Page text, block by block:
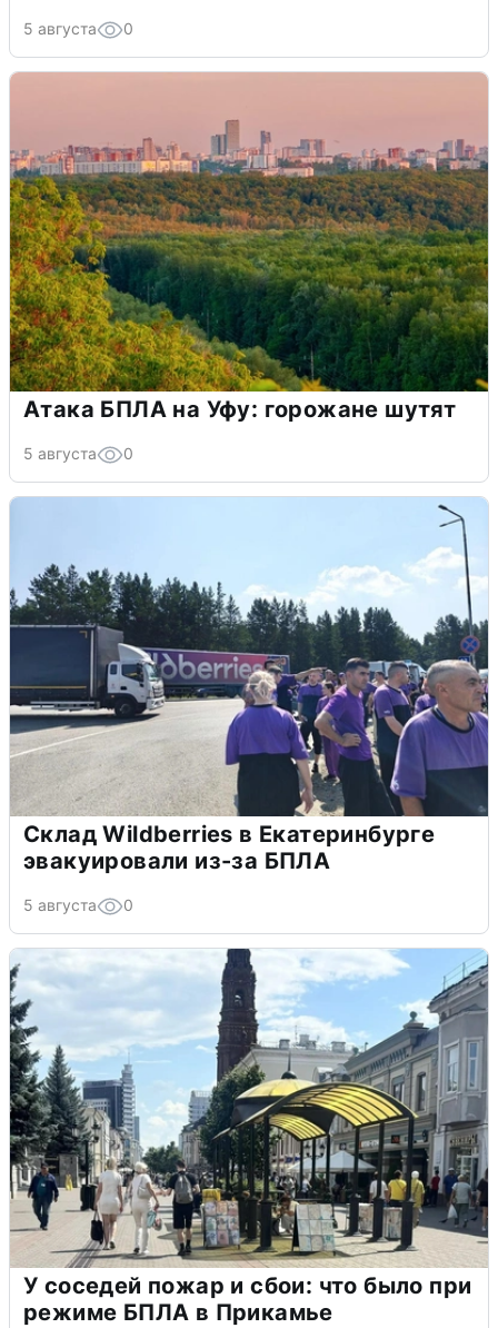
5 августа 0
Атака БПЛА на Уфу: горожане шутят
5 августа 0
Склад Wildberries в Екатеринбурге
эвакуировали из-за БПЛА
5 августа 0
У соседей пожар и сбои: что было при
режиме БПЛА в Прикамье